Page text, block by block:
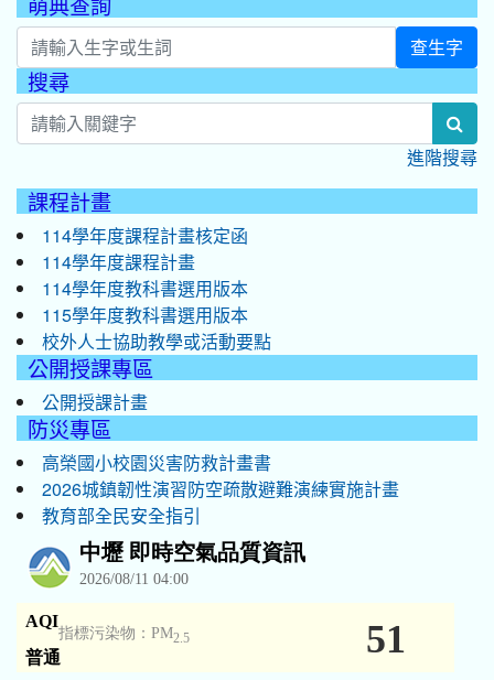
查生字
搜尋
進階搜尋
課程計畫
114學年度課程計畫核定函
114學年度課程計畫
114學年度教科書選用版本
115學年度教科書選用版本
校外人士協助教學或活動要點
公開授課專區
公開授課計畫
防災專區
高榮國小校園災害防救計畫書
2026城鎮韌性演習防空疏散避難演練實施計畫
教育部全民安全指引